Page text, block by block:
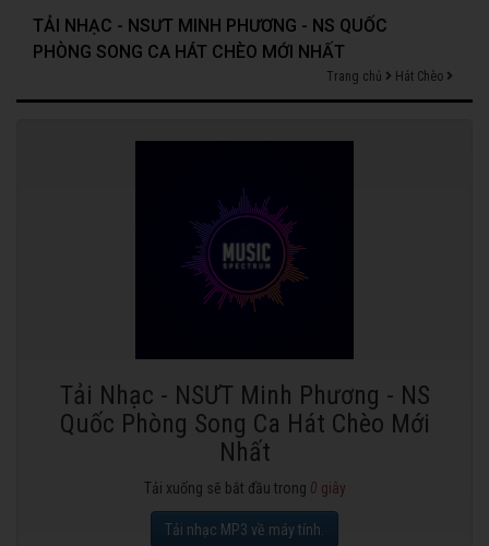
TẢI NHẠC - NSƯT MINH PHƯƠNG - NS QUỐC
PHÒNG SONG CA HÁT CHÈO MỚI NHẤT
Trang chủ Hát Chèo
Tải Nhạc - NSƯT Minh Phương - NS
Quốc Phòng Song Ca Hát Chèo Mới
Nhất
Tải xuống sẽ bắt đầu trong 0 giây
Tải nhạc MP3 về máy tính.